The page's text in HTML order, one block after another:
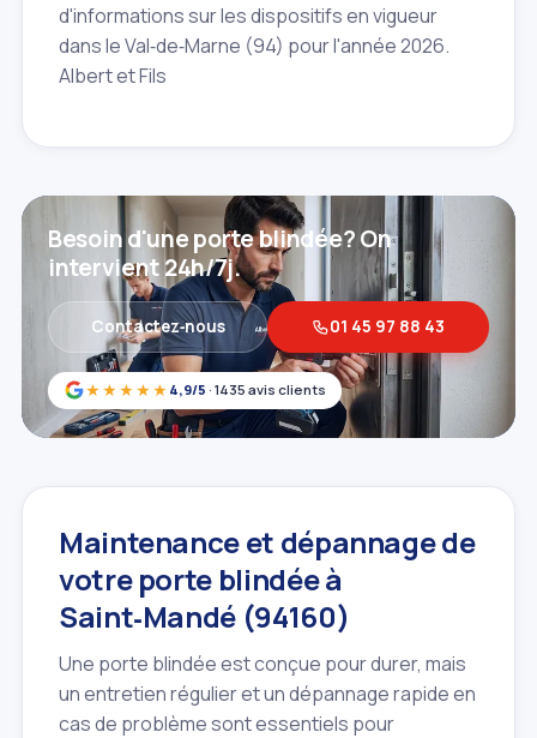
d'informations sur les dispositifs en vigueur
dans le Val‑de‑Marne (94) pour l'année 2026.
Albert et Fils
★★★★★ 4,9/5 · 1435 avis clients
Besoin d'une porte blindée? On
intervient 24h/7j.
Contactez‑nous 01 45 97 88 43
Maintenance et dépannage de
votre porte blindée à
Saint‑Mandé (94160)
Une porte blindée est conçue pour durer, mais
un entretien régulier et un dépannage rapide en
cas de problème sont essentiels pour